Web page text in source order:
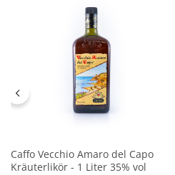
Caffo Vecchio Amaro del Capo
Kräuterlikör - 1 Liter 35% vol